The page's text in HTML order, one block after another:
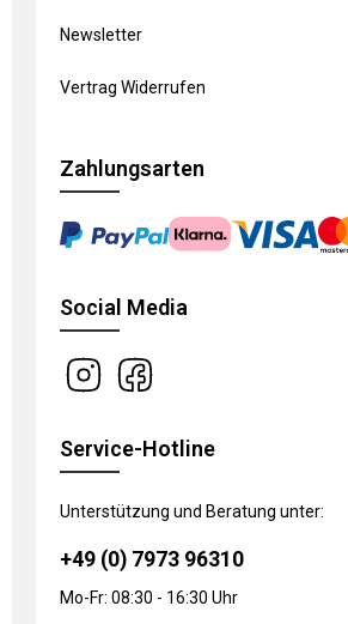
Newsletter
Vertrag Widerrufen
Zahlungsarten
Social Media
Service-Hotline
Unterstützung und Beratung unter:
+49 (0) 7973 96310
Mo-Fr: 08:30 - 16:30 Uhr